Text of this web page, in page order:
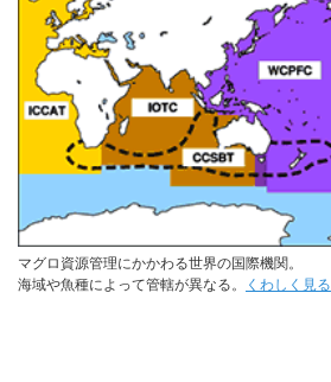
マグロ資源管理にかかわる世界の国際機関。
海域や魚種によって管轄が異なる。
くわしく見る